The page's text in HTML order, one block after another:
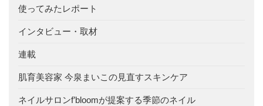
使ってみたレポート
インタビュー・取材
連載
肌育美容家 今泉まいこの見直すスキンケア
ネイルサロンf’bloomが提案する季節のネイル